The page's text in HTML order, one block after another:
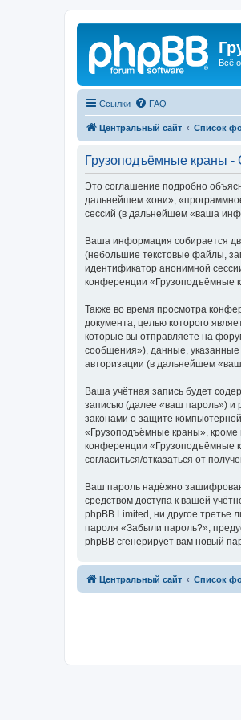
Всё
Ссылки FAQ
Центральный сайт Список
Грузоподъёмные краны -
Это соглашение подробно
дальнейшем «они»,
сессий (в дальнейшем «ваша
Ваша информация собирается
(небольшие текстовые файлы,
идентификатор анонимной
конференции «Грузоподъёмные
Также во время просмотра
документа, целью которого
которые вы отправляете на
сообщения»), данные,
авторизации (в дальнейшем
Ваша учётная запись будет
записью (далее «ваш пароль»)
законами о защите
«Грузоподъёмные краны», кроме
конференции «Грузоподъёмные
согласиться/отказаться от
Ваш пароль надёжно зашифрован
средством доступа к вашей
phpBB Limited, ни другое третье
пароля «Забыли пароль?»,
phpBB сгенерирует вам новый
Центральный сайт Список